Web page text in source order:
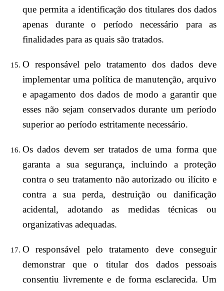
que permita a identificação dos titulares dos dados
apenas durante o período necessário para as
finalidades para as quais são tratados.
O responsável pelo tratamento dos dados deve
implementar uma política de manutenção, arquivo
e apagamento dos dados de modo a garantir que
esses não sejam conservados durante um período
superior ao período estritamente necessário.
Os dados devem ser tratados de uma forma que
garanta a sua segurança, incluindo a proteção
contra o seu tratamento não autorizado ou ilícito e
contra a sua perda, destruição ou danificação
acidental, adotando as medidas técnicas ou
organizativas adequadas.
O responsável pelo tratamento deve conseguir
demonstrar que o titular dos dados pessoais
consentiu livremente e de forma esclarecida. Um